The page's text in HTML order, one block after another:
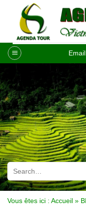
contenu
Vous êtes ici : Accueil »